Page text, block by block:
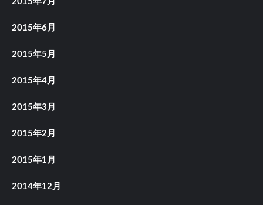
2015年6月
2015年5月
2015年4月
2015年3月
2015年2月
2015年1月
2014年12月